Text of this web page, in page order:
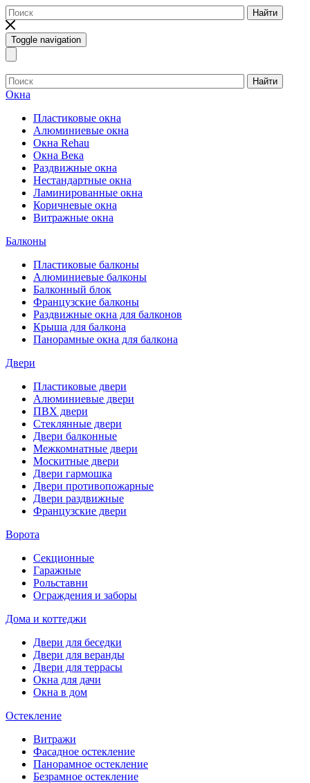
Найти
Toggle navigation
Найти
Окна
Пластиковые окна
Алюминиевые окна
Окна Rehau
Окна Века
Раздвижные окна
Нестандартные окна
Ламинированные окна
Коричневые окна
Витражные окна
Балконы
Пластиковые балконы
Алюминиевые балконы
Балконный блок
Французские балконы
Раздвижные окна для балконов
Крыша для балкона
Панорамные окна для балкона
Двери
Пластиковые двери
Алюминиевые двери
ПВХ двери
Стеклянные двери
Двери балконные
Межкомнатные двери
Москитные двери
Двери гармошка
Двери противопожарные
Двери раздвижные
Французские двери
Ворота
Секционные
Гаражные
Рольставни
Ограждения и заборы
Дома и коттеджи
Двери для беседки
Двери для веранды
Двери для террасы
Окна для дачи
Окна в дом
Остекление
Витражи
Фасадное остекление
Панорамное остекление
Безрамное остекление